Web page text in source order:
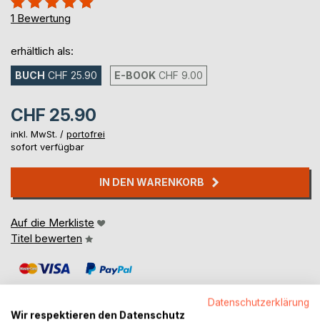
100%
1 Bewertung
erhältlich als:
BUCH CHF 25.90 E-BOOK CHF 9.00
CHF 25.90
inkl. MwSt. / portofrei
sofort verfügbar
IN DEN WARENKORB
Auf die Merkliste
Titel bewerten
Datenschutzerklärung
Wir respektieren den Datenschutz